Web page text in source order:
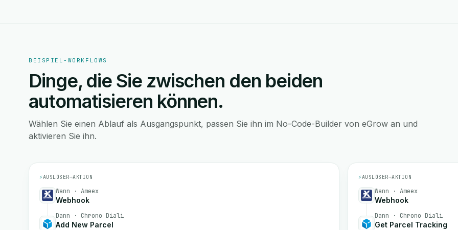
BEISPIEL-WORKFLOWS
Dinge, die Sie zwischen den beiden
automatisieren können.
Wählen Sie einen Ablauf als Ausgangspunkt, passen Sie ihn im No-Code-Builder von eGrow an und
aktivieren Sie ihn.
⚡AUSLÖSER→AKTION
Wann · Ameex
Webhook
Dann · Chrono Diali
Add New Parcel
⚡AUSLÖSER→AKTION
Wann · Ameex
Webhook
Dann · Chrono Diali
Get Parcel Tracking